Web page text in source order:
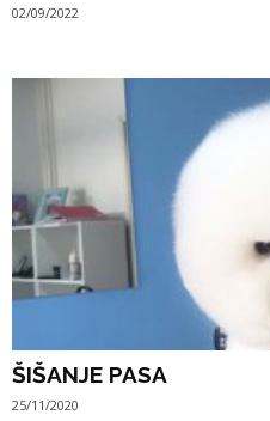
02/09/2022
ŠIŠANJE PASA
25/11/2020